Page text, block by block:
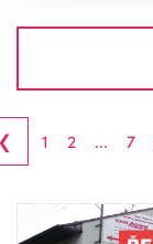
1 2 ... 7